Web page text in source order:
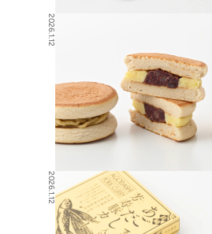
2026.1.12
2026.1.12